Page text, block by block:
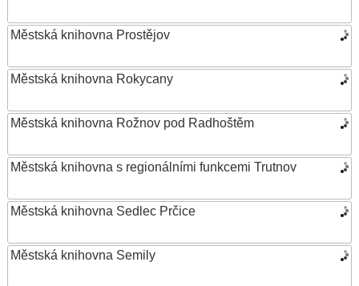
Městská knihovna Prostějov
Městská knihovna Rokycany
Městská knihovna Rožnov pod Radhoštěm
Městská knihovna s regionálními funkcemi Trutnov
Městská knihovna Sedlec Prčice
Městská knihovna Semily